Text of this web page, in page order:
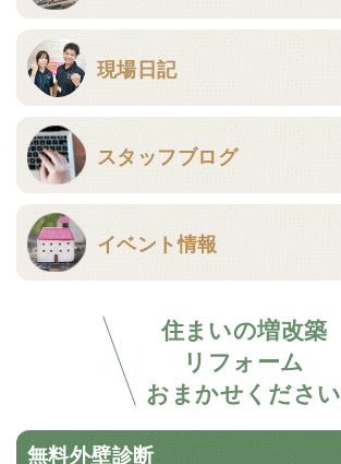
現場日記
スタッフブログ
イベント情報
住まいの増改築
リフォーム
おまかせください
無料外壁診断